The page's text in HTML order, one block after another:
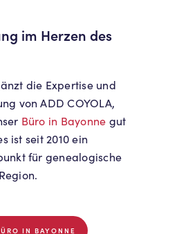
im Herzen des
die Expertise und
von ADD COYOLA,
Büro in Bayonne gut
ist seit 2010 ein
für genealogische
IN BAYONNE